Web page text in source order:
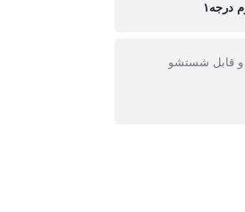
درجه۱
قابل شستشو